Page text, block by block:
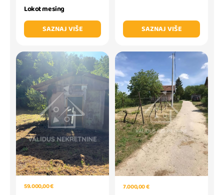
Lokot mesing
SAZNAJ VIŠE
SAZNAJ VIŠE
59.000,00 € 7.000,00 €